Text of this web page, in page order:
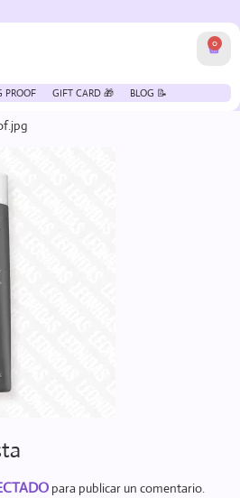
0
PROOF GIFT CARD 🎁 BLOG 📝
para publicar un comentario.